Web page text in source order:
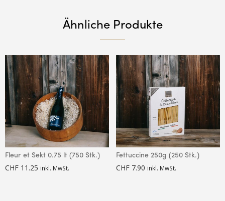
Ähnliche Produkte
Fleur et Sekt 0.75 lt (750 Stk.)
CHF 11.25 inkl. MwSt.
Fettuccine 250g (250 Stk.)
CHF 7.90 inkl. MwSt.